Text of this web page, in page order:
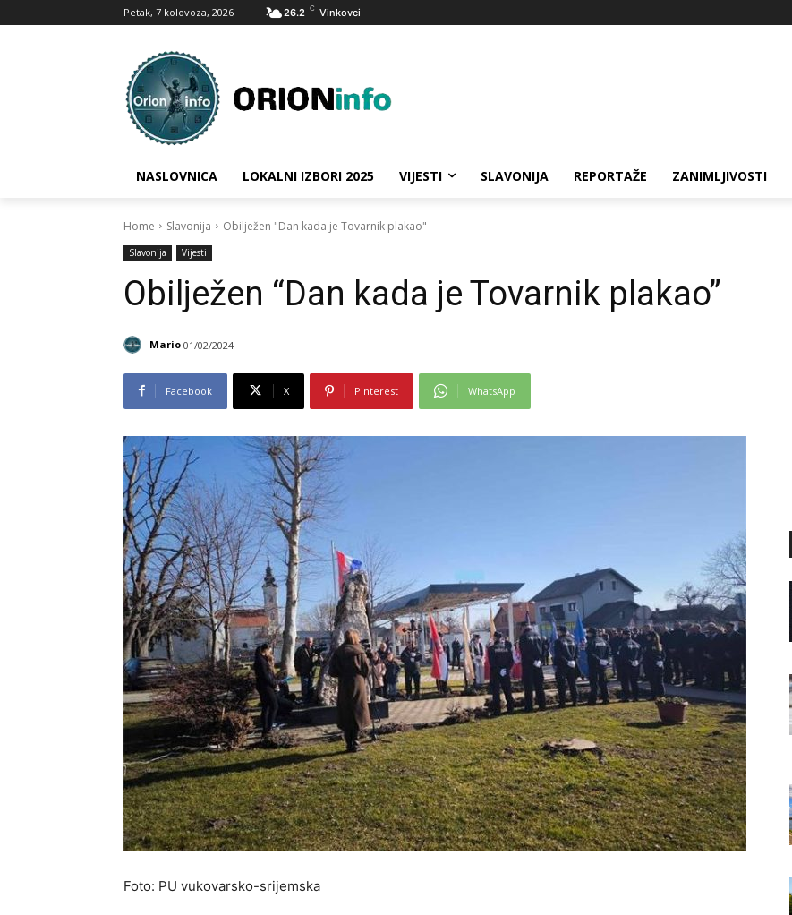
Petak, 7 kolovoza, 2026 26.2 C Vinkovci
NASLOVNICA LOKALNI IZBORI 2025 VIJESTI SLAVONIJA REPORTAŽE ZANIMLJIVOSTI
Home Slavonija Obilježen "Dan kada je Tovarnik plakao"
Slavonija Vijesti
Obilježen “Dan kada je Tovarnik plakao”
Mario 01/02/2024
Facebook X Pinterest WhatsApp
Foto: PU vukovarsko-srijemska